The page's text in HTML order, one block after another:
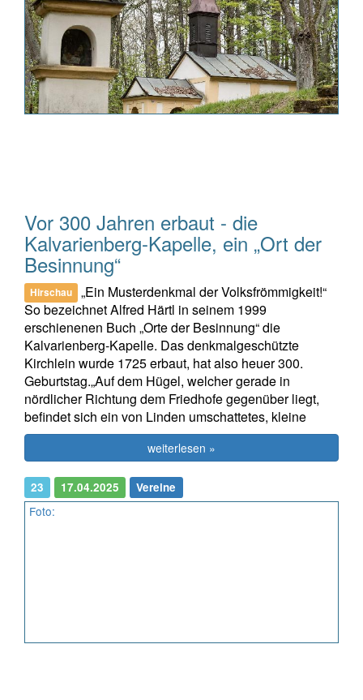
Vor 300 Jahren erbaut - die
Kalvarienberg-Kapelle, ein „Ort der
Besinnung“
Hirschau
„Ein Musterdenkmal der Volksfrömmigkeit!“
So bezeichnet Alfred Härtl in seinem 1999
erschienenen Buch „Orte der Besinnung“ die
Kalvarienberg-Kapelle. Das denkmalgeschützte
Kirchlein wurde 1725 erbaut, hat also heuer 300.
Geburtstag.„Auf dem Hügel, welcher gerade in
nördlicher Richtung dem Friedhofe gegenüber liegt,
befindet sich ein von Linden umschattetes, kleine
weiterlesen »
23 17.04.2025 Vereine
Foto: